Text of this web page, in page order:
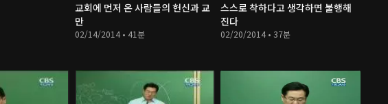
교회에 먼저 온 사람들의 헌신과 교
만
02/14/2014 • 41분
스스로 착하다고 생각하면 불행해
진다
02/20/2014 • 37분